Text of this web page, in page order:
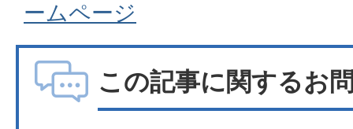
ームページ
この記事に関するお